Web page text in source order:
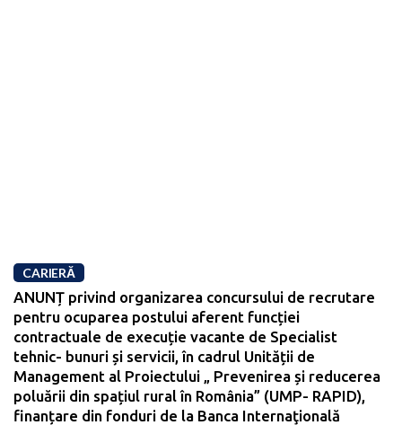
CARIERĂ
ANUNȚ privind organizarea concursului de recrutare
pentru ocuparea postului aferent funcției
contractuale de execuție vacante de Specialist
tehnic- bunuri și servicii, în cadrul Unității de
Management al Proiectului „ Prevenirea și reducerea
poluării din spațiul rural în România” (UMP- RAPID),
finanțare din fonduri de la Banca Internaţională